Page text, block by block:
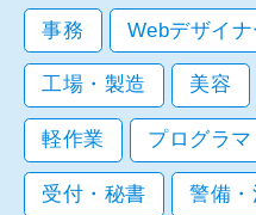
事務 Webデザイナ
工場・製造 美容
軽作業 プログラマ
受付・秘書 警備